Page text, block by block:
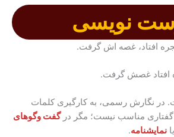
نویسی
افتاد، غصه اش گرفت.
افتاد غصش گرفت.
نگارش رسمی، به کارگیری کلمات
مناسب نیست؛ مگر درگفت وگوهای
یا نمایشنامه.